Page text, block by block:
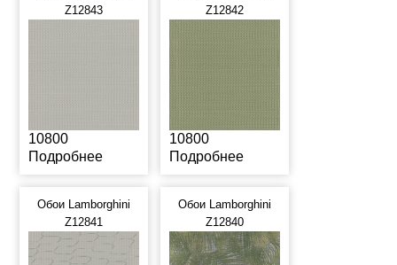
Z12843
10800
Подробнее
Z12842
10800
Подробнее
Обои Lamborghini
Z12841
Обои Lamborghini
Z12840